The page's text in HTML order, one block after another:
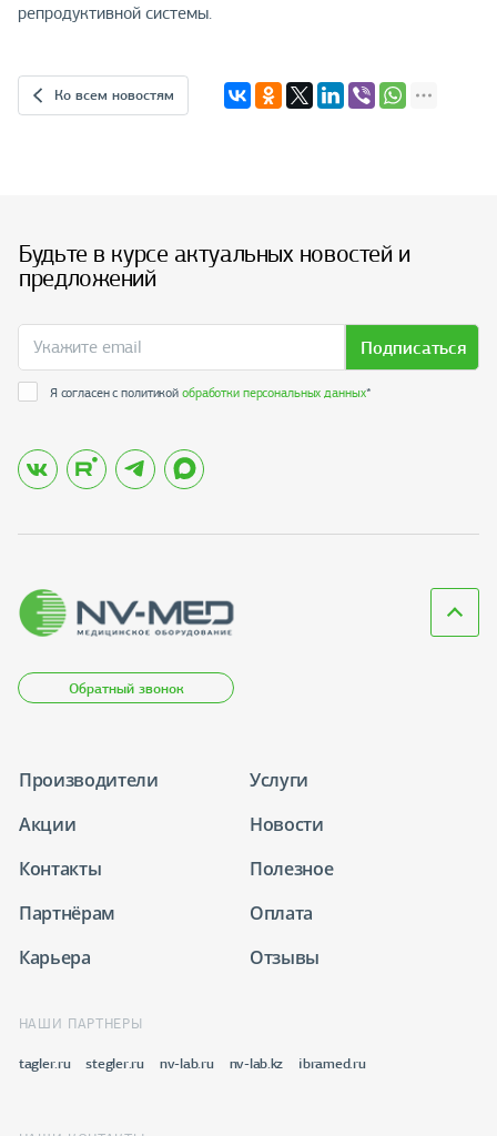
репродуктивной системы.
Ко всем новостям
Будьте в курсе актуальных новостей и
предложений
Подписаться
Я согласен с политикойобработки персональных данных*
Обратный звонок
Производители
Услуги
Акции
Новости
Контакты
Полезное
Партнёрам
Оплата
Карьера
Отзывы
НАШИ ПАРТНЕРЫ
tagler.ru stegler.ru nv-lab.ru nv-lab.kz ibramed.ru